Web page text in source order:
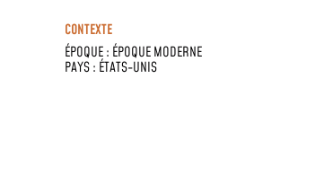
CONTEXTE
ÉPOQUE : ÉPOQUE MODERNE
PAYS : ÉTATS-UNIS